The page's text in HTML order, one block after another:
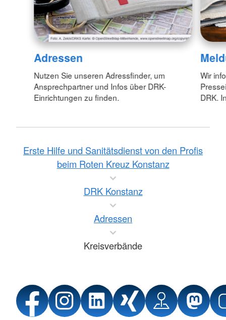
Adressen
Nutzen Sie unseren Adressfinder, um
Ansprechpartner und Infos über DRK-
Einrichtungen zu finden.
Wir
DRK.
Erste Hilfe und Sanitätsdienst von den Profis
beim Roten Kreuz Konstanz
DRK Konstanz
Adressen
Kreisverbände